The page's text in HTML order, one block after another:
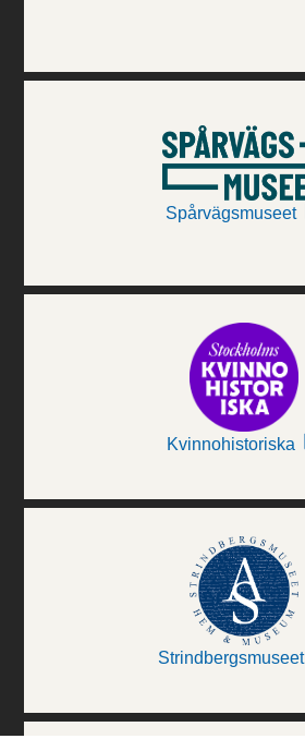
Spårvägsmuseet
Kvinnohistoriska
Strindbergsmuseet